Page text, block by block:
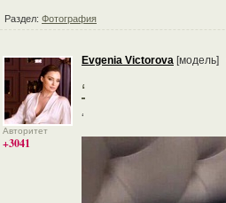
Раздел: Фотография
Авторитет
+3041
Evgenia Victorova [модель]
‘
‘